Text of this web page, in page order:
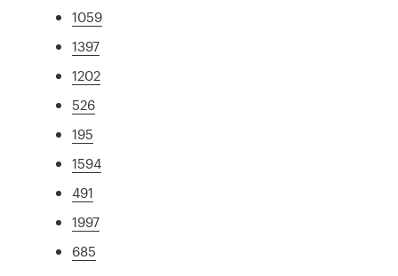
1059
1397
1202
526
195
1594
491
1997
685